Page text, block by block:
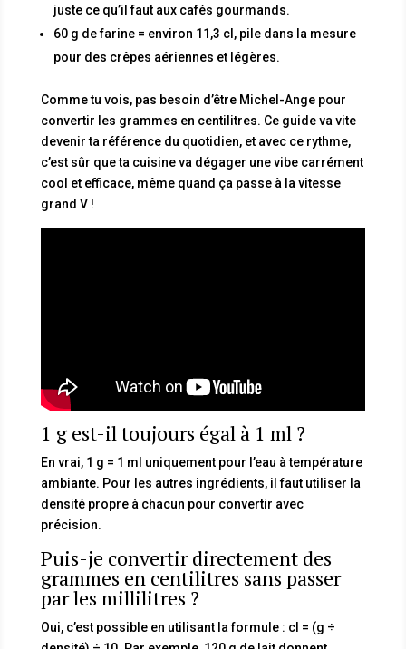
juste ce qu’il faut aux cafés gourmands.
60 g de farine = environ 11,3 cl, pile dans la mesure
pour des crêpes aériennes et légères.
Comme tu vois, pas besoin d’être Michel-Ange pour
convertir les grammes en centilitres. Ce guide va vite
devenir ta référence du quotidien, et avec ce rythme,
c’est sûr que ta cuisine va dégager une vibe carrément
cool et efficace, même quand ça passe à la vitesse
grand V !
1 g est-il toujours égal à 1 ml ?
En vrai, 1 g = 1 ml uniquement pour l’eau à température
ambiante. Pour les autres ingrédients, il faut utiliser la
densité propre à chacun pour convertir avec
précision.
Puis-je convertir directement des
grammes en centilitres sans passer
par les millilitres ?
Oui, c’est possible en utilisant la formule : cl = (g ÷